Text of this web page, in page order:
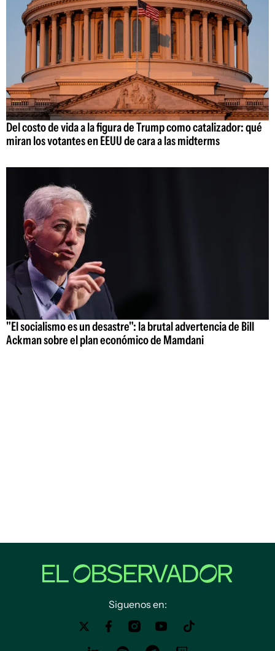
Del costo de vida a la figura de Trump como catalizador: qué
miran los votantes en EEUU de cara a las midterms
"El socialismo es un desastre": la brutal advertencia de Bill
Ackman sobre el plan económico de Mamdani
Siguenos en: